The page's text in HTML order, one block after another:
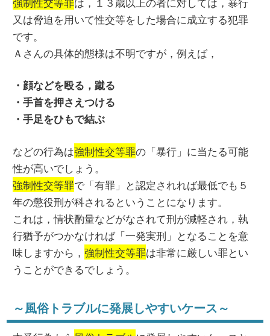
又は脅迫を用いて性交等をした場合に成立する犯罪
です。
Ａさんの具体的態様は不明ですが，例えば，
・顔などを殴る，蹴る
・手首を押さえつける
・手足をひもで結ぶ
などの行為は強制性交等罪の「暴行」に当たる可能
性が高いでしょう。
強制性交等罪で「有罪」と認定されれば最低でも５
年の懲役刑が科されるということになります。
これは，情状酌量などがなされて刑が減軽され，執
行猶予がつかなければ「一発実刑」となることを意
味しますから，強制性交等罪は非常に厳しい罪とい
うことができるでしょう。
～風俗トラブルに発展しやすいケース～